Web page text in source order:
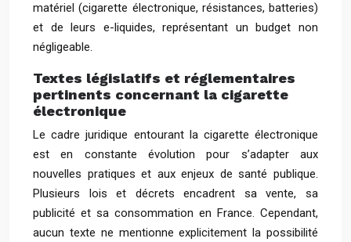
matériel (cigarette électronique, résistances, batteries)
et de leurs e-liquides, représentant un budget non
négligeable.
Textes législatifs et réglementaires
pertinents concernant la cigarette
électronique
Le cadre juridique entourant la cigarette électronique
est en constante évolution pour s’adapter aux
nouvelles pratiques et aux enjeux de santé publique.
Plusieurs lois et décrets encadrent sa vente, sa
publicité et sa consommation en France. Cependant,
aucun texte ne mentionne explicitement la possibilité